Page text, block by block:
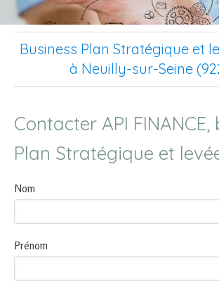
Business Plan Stratégique et
à Neuilly-sur-Seine
Contacter API FINANCE,
Plan Stratégique et
Nom
Prénom